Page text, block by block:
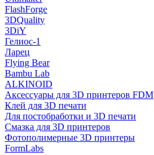
FlashForge
3DQuality
3DiY
Гелиос-1
Ларец
Flying Bear
Bambu Lab
ALKINOID
Аксессуары для 3D принтеров FDM
Клей для 3D печати
Для постобработки и 3D печати
Смазка для 3D принтеров
Фотополимерные 3D принтеры
FormLabs